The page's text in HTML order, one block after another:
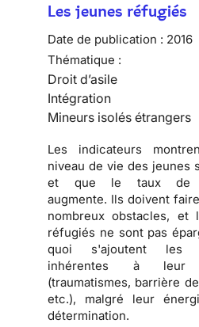
Les jeunes réfugiés
Date de publication : 2016
Thématique :
Droit d’asile
Intégration
Mineurs isolés étrangers
Les indicateurs
niveau de vie des jeunes
et que le taux de
augmente. Ils doivent
nombreux obstacles, et
réfugiés ne sont pas
quoi s'ajoutent les
inhérentes à leur
(traumatismes, barrière
etc.), malgré leur
détermination.